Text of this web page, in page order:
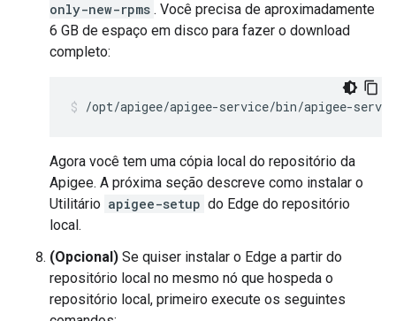
only-new-rpms . Você precisa de aproximadamente
6 GB de espaço em disco para fazer o download
completo:
/opt/apigee/apigee-service/bin/apigee-
Agora você tem uma cópia local do repositório da
Apigee. A próxima seção descreve como instalar o
Utilitário apigee-setup do Edge do repositório
local.
(Opcional) Se quiser instalar o Edge a partir do
repositório local no mesmo nó que hospeda o
repositório local, primeiro execute os seguintes